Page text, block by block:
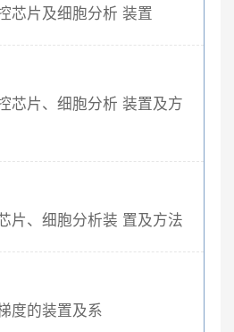
芯片及细胞分析 装置
芯片、细胞分析 装置及方
片、细胞分析装 置及方法
度的装置及系